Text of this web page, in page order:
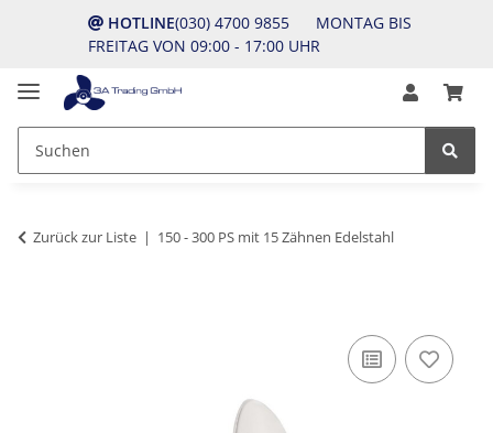
HOTLINE(030) 4700 9855 MONTAG BIS
FREITAG VON 09:00 - 17:00 UHR
Zurück zur Liste 150 - 300 PS mit 15 Zähnen Edelstahl